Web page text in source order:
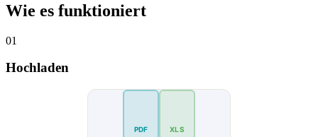
Wie es funktioniert
01
Hochladen